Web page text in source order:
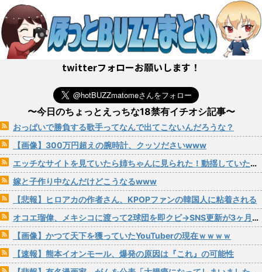
twitterフォローお願いします！
〜今日のちょっとえっちな18禁有イチオシ記事〜
おっぱいで勝負する歌手ってなんで出てこないんだろうな？
【画像】300万円超えの腕時計、クッソださいwww
エッチなサイトを見ていたら姉ちゃんに見られた！動揺していたら姉ちゃんからまさかの一言が…
嫁と子作り中なんだけどこうなるwww
【悲報】ヒロアカの作者さん、KPOPファンの韓国人に粘着される
オコエ瑠偉、メキシコに渡って2球団を即クビ→SNS更新が3ヶ月間止まって消息不明に
【画像】かつて天下を獲っていたYouTuberの現在ｗｗｗｗ
【速報】熊本イオンモール、爆発の原因は『これ』の可能性